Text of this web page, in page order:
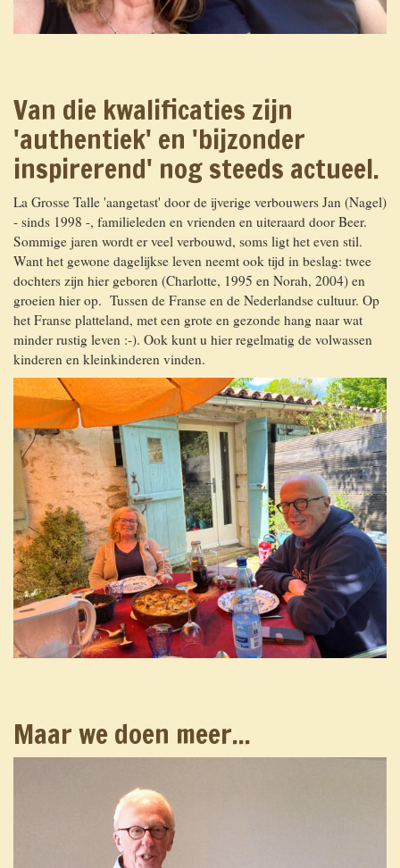
Van die kwalificaties zijn
'authentiek' en 'bijzonder
inspirerend' nog steeds actueel.
La Grosse Talle 'aangetast' door de ijverige verbouwers Jan (Nagel)
- sinds 1998 -, familieleden en vrienden en uiteraard door Beer.
Sommige jaren wordt er veel verbouwd, soms ligt het even stil.
Want het gewone dagelijkse leven neemt ook tijd in beslag: twee
dochters zijn hier geboren (Charlotte, 1995 en Norah, 2004) en
groeien hier op. Tussen de Franse en de Nederlandse cultuur. Op
het Franse platteland, met een grote en gezonde hang naar wat
minder rustig leven :-). Ook kunt u hier regelmatig de volwassen
kinderen en kleinkinderen vinden.
Maar we doen meer...